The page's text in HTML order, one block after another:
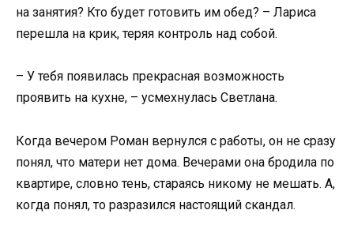
на занятия? Кто будет готовить им обед? – Лариса
перешла на крик, теряя контроль над собой.
– У тебя появилась прекрасная возможность
проявить на кухне, – усмехнулась Светлана.
Когда вечером Роман вернулся с работы, он не сразу
понял, что матери нет дома. Вечерами она бродила по
квартире, словно тень, стараясь никому не мешать. А,
когда понял, то разразился настоящий скандал.